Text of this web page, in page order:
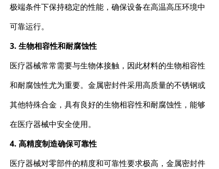
极端条件下保持稳定的性能，确保设备在高温高压环境中
可靠运行。
3. 生物相容性和耐腐蚀性
医疗器械常常需要与生物体接触，因此材料的生物相容性
和耐腐蚀性尤为重要。金属密封件采用高质量的不锈钢或
其他特殊合金，具有良好的生物相容性和耐腐蚀性，能够
在医疗器械中安全使用。
4. 高精度制造确保可靠性
医疗器械对零部件的精度和可靠性要求极高，金属密封件